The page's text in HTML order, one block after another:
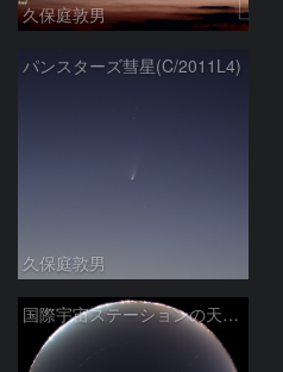
久保庭敦男
パンスターズ彗星(C/2011L4)
久保庭敦男
国際宇宙ステーションの天頂通過